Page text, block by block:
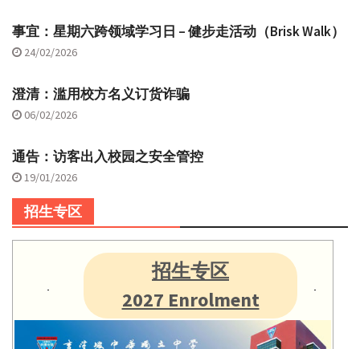
事宜：星期六跨领域学习日 – 健步走活动（Brisk Walk）
24/02/2026
澄清：滥用校方名义订货诈骗
06/02/2026
通告：访客出入校园之安全管控
19/01/2026
招生专区
招生专区
2027 Enrolment